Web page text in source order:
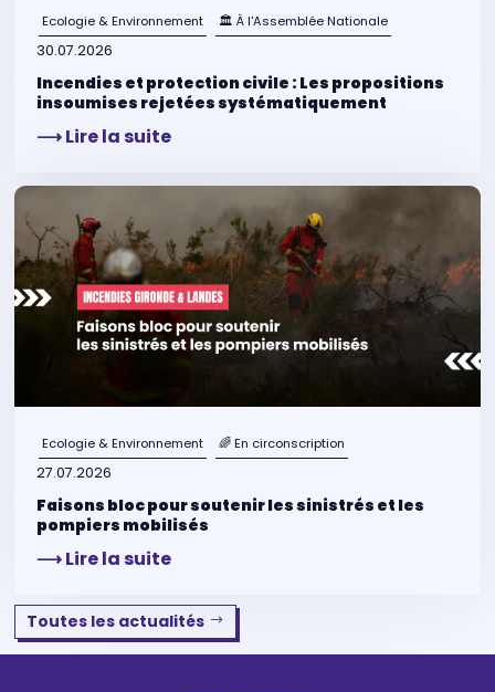
Ecologie & Environnement 🏛 À l'Assemblée Nationale
30.07.2026
Incendies et protection civile : Les propositions
insoumises rejetées systématiquement
⟶ Lire la suite
Ecologie & Environnement 🌈 En circonscription
27.07.2026
Faisons bloc pour soutenir les sinistrés et les
pompiers mobilisés
⟶ Lire la suite
Toutes les actualités